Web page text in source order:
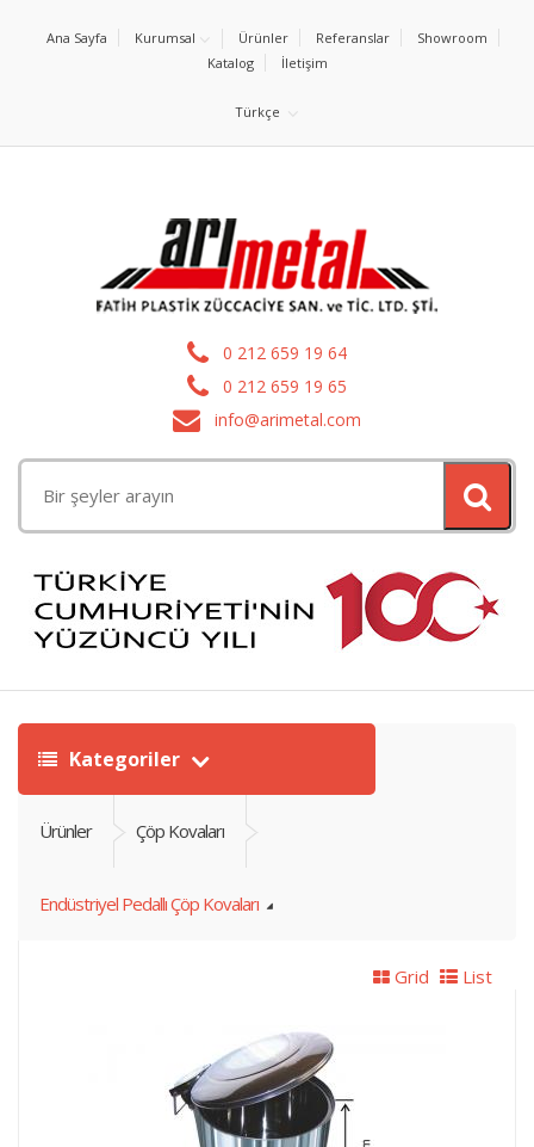
Ana Sayfa Kurumsal Ürünler Referanslar
Showroom
Katalog
İletişim
Türkçe
0 212 659 19 64
0 212 659 19 65
info@arimetal.com
Kategoriler
Ürünler Çöp Kovaları
Endüstriyel Pedallı Çöp Kovaları
Grid List